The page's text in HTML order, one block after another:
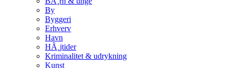
By
Byggeri
Erhverv
Havn
HÃ¸jtider
Kriminalitet & udrykning
Kunst